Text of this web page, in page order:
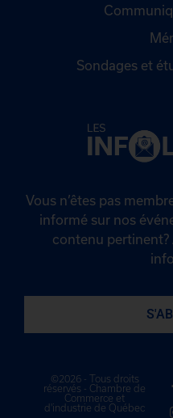
Sondages et
Vous n’êtes pas
informé sur nos
contenu
©2026 - Tous droits
réservés - Chambre de
Commerce et
d'industrie de Québec